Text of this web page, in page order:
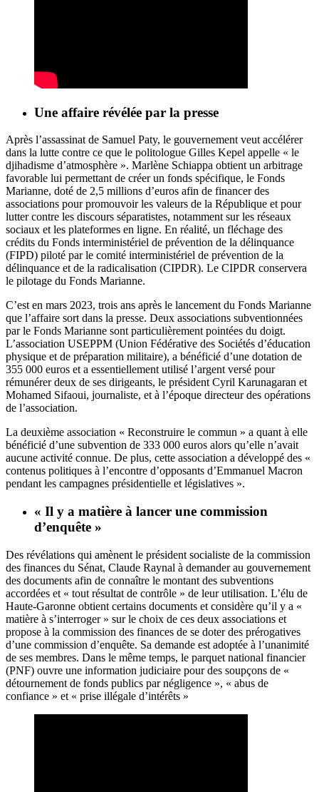
Une affaire révélée par la presse
Après l’assassinat de Samuel Paty, le gouvernement veut accélérer
dans la lutte contre ce que le politologue Gilles Kepel appelle « le
djihadisme d’atmosphère ». Marlène Schiappa obtient un arbitrage
favorable lui permettant de créer un fonds spécifique, le Fonds
Marianne, doté de 2,5 millions d’euros afin de financer des
associations pour promouvoir les valeurs de la République et pour
lutter contre les discours séparatistes, notamment sur les réseaux
sociaux et les plateformes en ligne. En réalité, un fléchage des
crédits du Fonds interministériel de prévention de la délinquance
(FIPD) piloté par le comité interministériel de prévention de la
délinquance et de la radicalisation (CIPDR). Le CIPDR conservera
le pilotage du Fonds Marianne.
C’est en mars 2023, trois ans après le lancement du Fonds Marianne
que l’affaire sort dans la presse. Deux associations subventionnées
par le Fonds Marianne sont particulièrement pointées du doigt.
L’association USEPPM (Union Fédérative des Sociétés d’éducation
physique et de préparation militaire), a bénéficié d’une dotation de
355 000 euros et a essentiellement utilisé l’argent versé pour
rémunérer deux de ses dirigeants, le président Cyril Karunagaran et
Mohamed Sifaoui, journaliste, et à l’époque directeur des opérations
de l’association.
La deuxième association « Reconstruire le commun » a quant à elle
bénéficié d’une subvention de 333 000 euros alors qu’elle n’avait
aucune activité connue. De plus, cette association a développé des «
contenus politiques à l’encontre d’opposants d’Emmanuel Macron
pendant les campagnes présidentielle et législatives ».
« Il y a matière à lancer une commission
d’enquête »
Des révélations qui amènent le président socialiste de la commission
des finances du Sénat, Claude Raynal à demander au gouvernement
des documents afin de connaître le montant des subventions
accordées et « tout résultat de contrôle » de leur utilisation. L’élu de
Haute-Garonne obtient certains documents et considère qu’il y a «
matière à s’interroger » sur le choix de ces deux associations et
propose à la commission des finances de se doter des prérogatives
d’une commission d’enquête. Sa demande est adoptée à l’unanimité
de ses membres. Dans le même temps, le parquet national financier
(PNF) ouvre une information judiciaire pour des soupçons de «
détournement de fonds publics par négligence », « abus de
confiance » et « prise illégale d’intérêts »